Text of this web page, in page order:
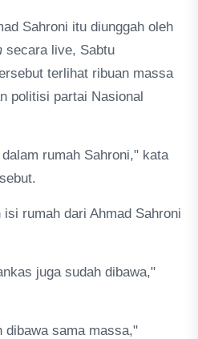
Sahroni itu diunggah oleh
secara live, Sabtu
terlihat ribuan massa
politisi partai Nasional
rumah Sahroni," kata
rumah dari Ahmad Sahroni
juga sudah dibawa,"
dibawa sama massa,"